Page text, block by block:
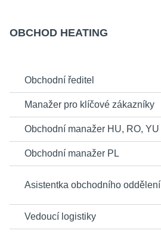
OBCHOD HEATING
Obchodní ředitel
Manažer pro klíčové zákazníky
Obchodní manažer HU, RO, YU
Obchodní manažer PL
Asistentka obchodního oddělení
Vedoucí logistiky